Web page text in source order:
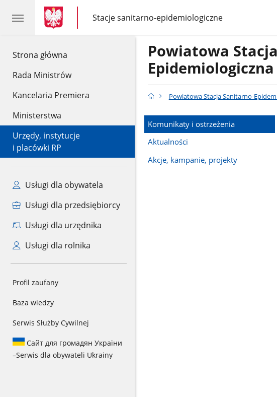
Strona główna
Rada Ministrów
Kancelaria Premiera
Ministerstwa
Urzędy, instytucje
i placówki RP
Usługi dla obywatela
Usługi dla przedsiębiorcy
Usługi dla urzędnika
Usługi dla rolnika
Profil zaufany
Baza wiedzy
Serwis Służby Cywilnej
Сайт для громадян України
–Serwis dla obywateli Ukrainy
gov.pl
gov.pl
Stacje sanitarno-epidemiologiczne
gov.pl
Stacje
sanitarno-
epidemiologiczne
Powiatowa
Powiatowa Stacja Sanitarno-
Komunikaty i ostrzeżenia
Aktualności
Akcje, kampanie, projekty